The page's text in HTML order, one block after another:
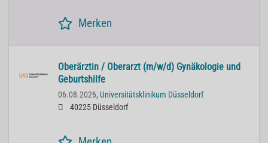
Merken
Oberärztin / Oberarzt (m/w/d) Gynäkologie und
Geburtshilfe
06.08.2026, Universitätsklinikum Düsseldorf
40225 Düsseldorf